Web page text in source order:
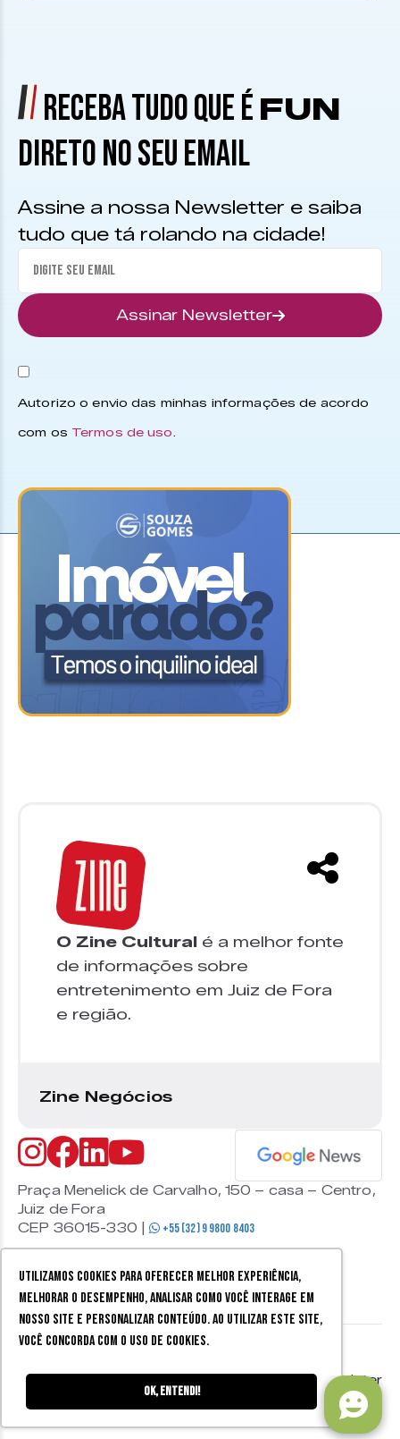
Utilizamos cookies para oferecer melhor experiência,
melhorar o desempenho, analisar como você interage em
nosso site e personalizar conteúdo. Ao utilizar este site,
você concorda com o uso de cookies.
Ok, entendi!
RECEBA TUDO QUE É FUN
DIRETO NO SEU EMAIL
Assine a nossa Newsletter e saiba
tudo que tá rolando na cidade!
Assinar Newsletter
Autorizo o envio das minhas informações de acordo
com os Termos de uso.
O Zine Cultural é a melhor fonte
de informações sobre
entretenimento em Juiz de Fora
e região.
Zine Negócios
Praça Menelick de Carvalho, 150 – casa – Centro,
Juiz de Fora
CEP 36015-330 |
+55 (32) 9 9800 8403
os direitos reservados.
Mobister